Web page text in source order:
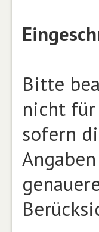
Bitte
nicht
sofern